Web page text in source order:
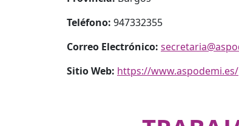
Teléfono: 947332355
Correo Electrónico:
Sitio Web: https://www.aspodemi.es/